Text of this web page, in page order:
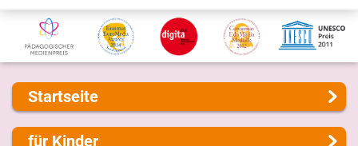
Startseite
Über uns
für Kinder